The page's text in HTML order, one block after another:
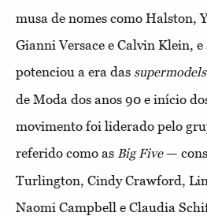
musa de nomes como Halston,
Gianni Versace e Calvin Klein,
potenciou a era das supermodels
de Moda dos anos 90 e início
movimento foi liderado pelo
referido como as Big Five—
Turlington, Cindy Crawford,
Naomi Campbell e Claudia